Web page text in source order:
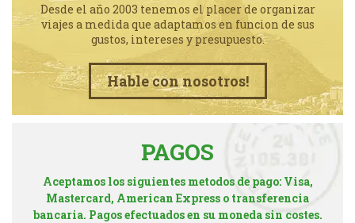
Desde el año 2003 tenemos el placer de organizar
viajes a medida que adaptamos en funcion de sus
gustos, intereses y presupuesto.
Hable con nosotros!
PAGOS
Aceptamos los siguientes metodos de pago: Visa,
Mastercard, American Express o transferencia
bancaria. Pagos efectuados en su moneda sin costes.